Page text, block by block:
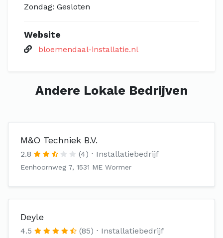
Zondag: Gesloten
Website
bloemendaal-installatie.nl
Andere Lokale Bedrijven
M&O Techniek B.V.
2.8 (4) Installatiebedrijf
Eenhoornweg 7, 1531 ME Wormer
Deyle
4.5 (85) Installatiebedrijf